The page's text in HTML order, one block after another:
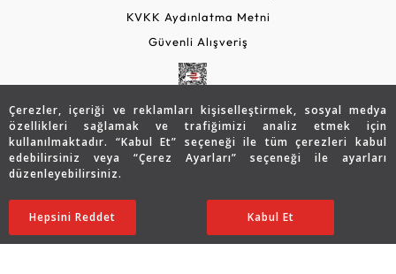
Çerezler, içeriği ve reklamları kişiselleştirmek, sosyal medya
özellikleri sağlamak ve trafiğimizi analiz etmek için
kullanılmaktadır. “Kabul Et” seçeneği ile tüm çerezleri kabul
edebilirsiniz veya “Çerez Ayarları” seçeneği ile ayarları
düzenleyebilirsiniz.
Ayarları Düzenle
Hepsini Reddet Kabul Et
29.337 TL
20.555TL SATIN ALIN
KVKK Aydınlatma Metni
Güvenli Alışveriş
Copyright © 2026 Assos Pırlanta - Bu sitenin tüm hakları